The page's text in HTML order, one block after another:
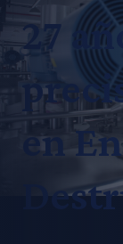
27
en